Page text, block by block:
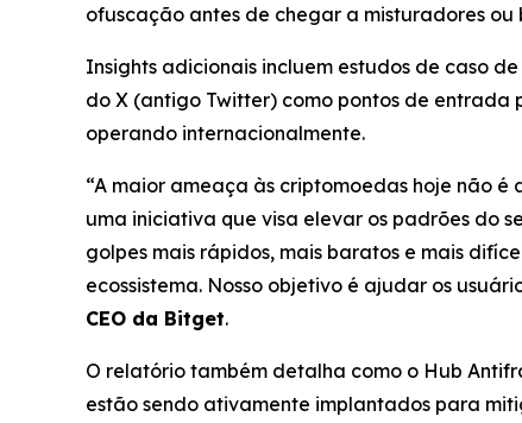
ofuscação antes de chegar a misturadores
Insights adicionais incluem estudos de caso
do X (antigo Twitter) como pontos de entrada
operando internacionalmente.
“A maior ameaça às criptomoedas hoje não
uma iniciativa que visa elevar os padrões do
golpes mais rápidos, mais baratos e mais
ecossistema. Nosso objetivo é ajudar os
CEO da Bitget.
O relatório também detalha como o Hub
estão sendo ativamente implantados para